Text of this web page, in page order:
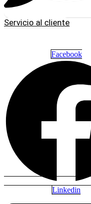
Servicio al cliente
Facebook
Linkedin